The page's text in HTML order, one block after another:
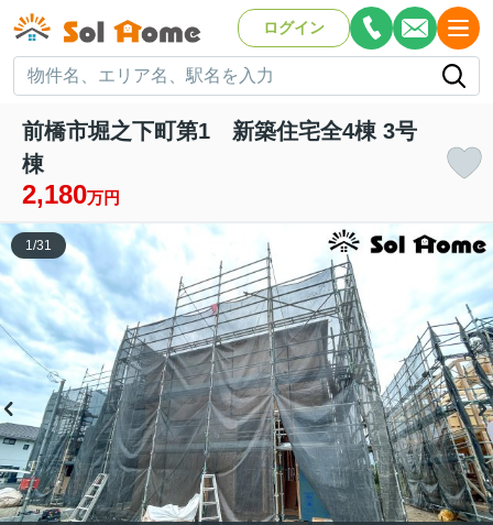
ログイン
前橋市堀之下町第1 新築住宅全4棟 3号
棟
2,180万円
1/31